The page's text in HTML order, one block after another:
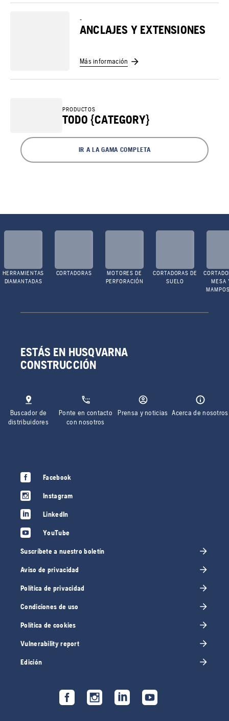
-
ANCLAJES Y EXTENSIONES
Más información
PRODUCTOS
TODO {CATEGORY}
IR A LA GAMA COMPLETA
HERRAMIENTAS
DIAMANTADAS
CORTADORAS
MOTORES DE
PERFORACIÓN
CORTADORAS DE
SUELO
MESA
ESTÁS EN HUSQVARNA
CONSTRUCCIÓN
Buscador de
distribuidores
Ponte en contacto
con nosotros
Prensa y noticias Acerca de nosotros
Facebook
Instagram
LinkedIn
YouTube
Suscríbete a nuestro boletín
Aviso de privacidad
Política de privacidad
Condiciones de uso
Política de cookies
Vulnerability report
Edición